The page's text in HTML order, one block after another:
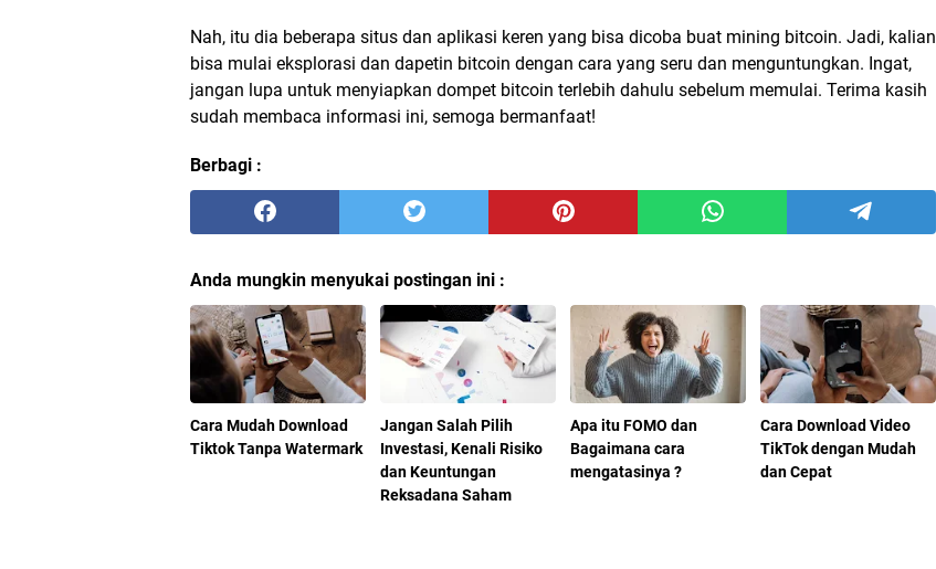
Nah, itu dia beberapa situs dan aplikasi keren yang bisa dicoba buat mining bitcoin. Jadi, kalian
bisa mulai eksplorasi dan dapetin bitcoin dengan cara yang seru dan menguntungkan. Ingat,
jangan lupa untuk menyiapkan dompet bitcoin terlebih dahulu sebelum memulai. Terima kasih
sudah membaca informasi ini, semoga bermanfaat!
Berbagi :
Anda mungkin menyukai postingan ini :
Cara Mudah Download
Tiktok Tanpa Watermark
Jangan Salah Pilih
Investasi, Kenali Risiko
dan Keuntungan
Reksadana Saham
Apa itu FOMO dan
Bagaimana cara
mengatasinya ?
Cara Download Video
TikTok dengan Mudah
dan Cepat